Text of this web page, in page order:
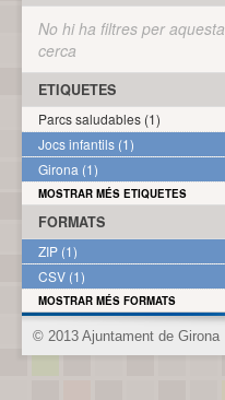
No hi ha filtres per aquesta
cerca
ETIQUETES
Parcs saludables (1)
Jocs infantils (1)
Girona (1)
MOSTRAR MÉS ETIQUETES
FORMATS
ZIP (1)
CSV (1)
MOSTRAR MÉS FORMATS
© 2013 Ajuntament de Girona